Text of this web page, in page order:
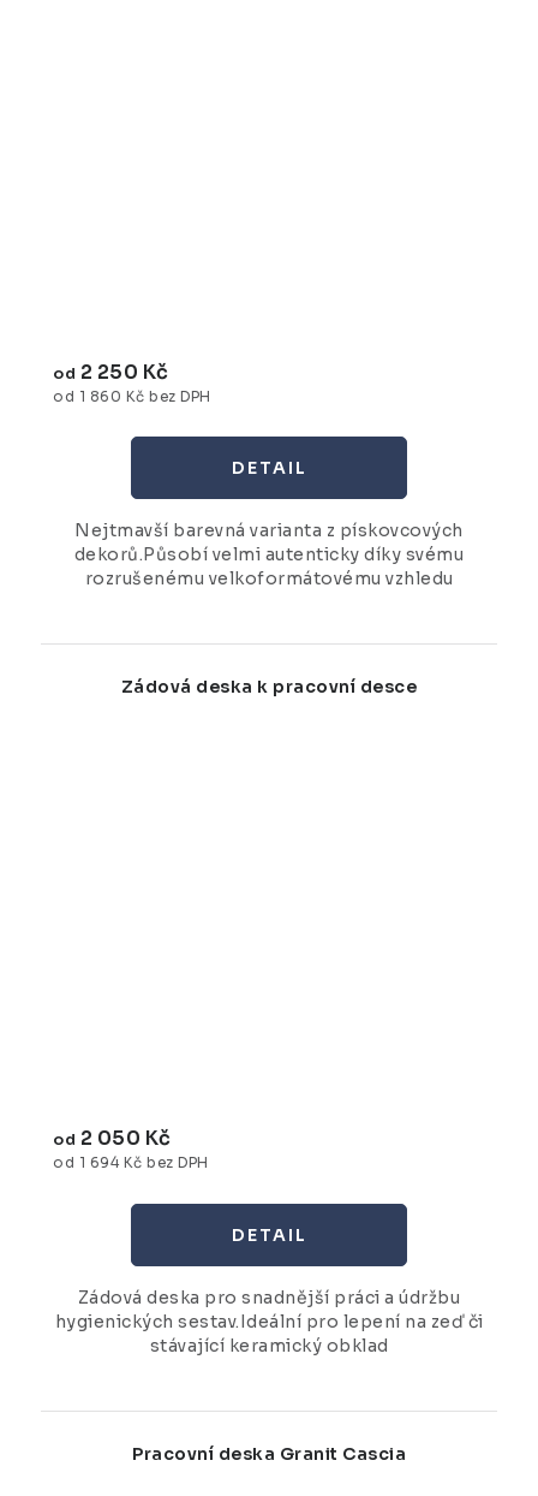
od 1 860 Kč bez DPH
od 2 250 Kč
Nejtmavší barevná varianta z pískovcových
dekorů.Působí velmi autenticky díky svému
rozrušenému velkoformátovému vzhledu
Zádová deska k pracovní desce
od 1 694 Kč bez DPH
od 2 050 Kč
Zádová deska pro snadnější práci a údržbu
hygienických sestav.Ideální pro lepení na zeď či
stávající keramický obklad
Pracovní deska Granit Cascia